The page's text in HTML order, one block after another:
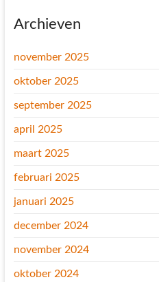
Archieven
november 2025
oktober 2025
september 2025
april 2025
maart 2025
februari 2025
januari 2025
december 2024
november 2024
oktober 2024